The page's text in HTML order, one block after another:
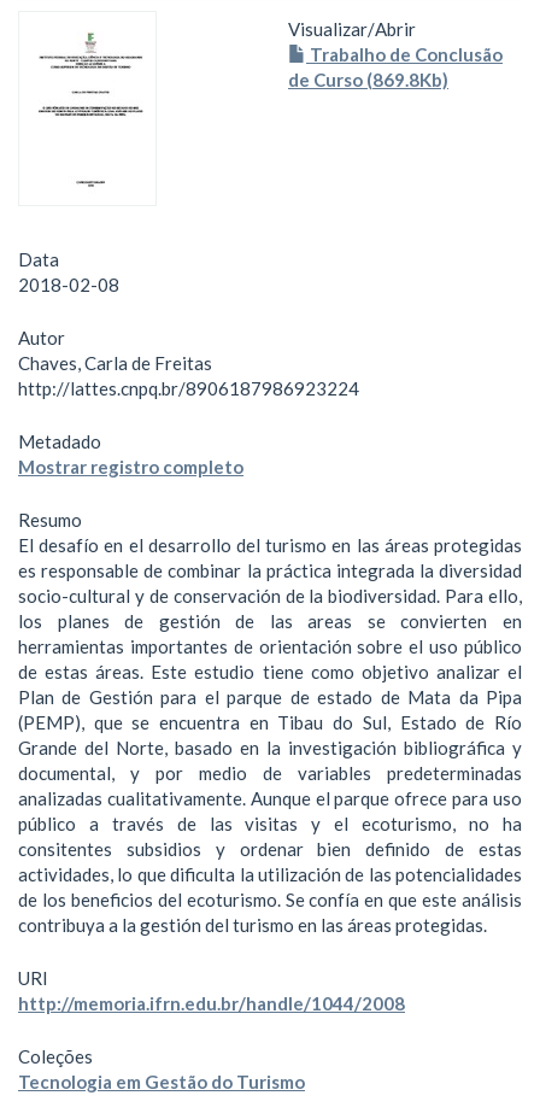
Visualizar/Abrir
Trabalho de Conclusão
de Curso (869.8Kb)
Data
2018-02-08
Autor
Chaves, Carla de Freitas
http://lattes.cnpq.br/8906187986923224
Metadado
Mostrar registro completo
Resumo
El desafío en el desarrollo del turismo en las áreas protegidas
es responsable de combinar la práctica integrada la diversidad
socio-cultural y de conservación de la biodiversidad. Para ello,
los planes de gestión de las areas se convierten en
herramientas importantes de orientación sobre el uso público
de estas áreas. Este estudio tiene como objetivo analizar el
Plan de Gestión para el parque de estado de Mata da Pipa
(PEMP), que se encuentra en Tibau do Sul, Estado de Río
Grande del Norte, basado en la investigación bibliográfica y
documental, y por medio de variables predeterminadas
analizadas cualitativamente. Aunque el parque ofrece para uso
público a través de las visitas y el ecoturismo, no ha
consitentes subsidios y ordenar bien definido de estas
actividades, lo que dificulta la utilización de las potencialidades
de los beneficios del ecoturismo. Se confía en que este análisis
contribuya a la gestión del turismo en las áreas protegidas.
URI
http://memoria.ifrn.edu.br/handle/1044/2008
Coleções
Tecnologia em Gestão do Turismo